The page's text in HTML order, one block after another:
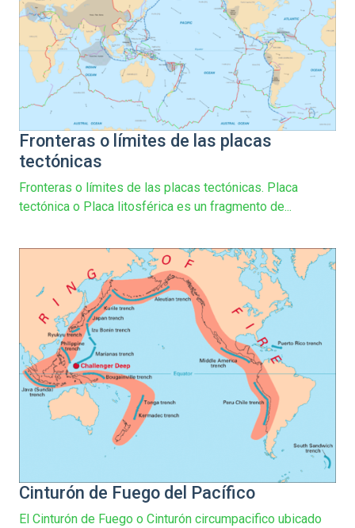
Fronteras o límites de las placas
tectónicas
Fronteras o límites de las placas tectónicas. Placa
tectónica o Placa litosférica es un fragmento de...
Cinturón de Fuego del Pacífico
El Cinturón de Fuego o Cinturón circumpacifico ubicado